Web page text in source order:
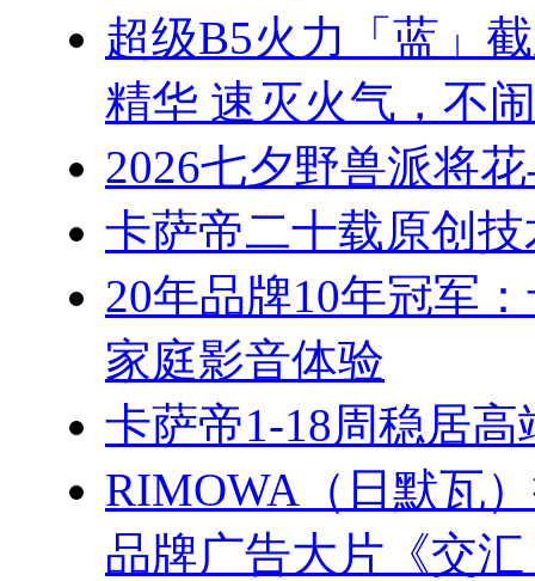
超级B5火力「蓝」
精华 速灭火气，不
2026七夕野兽派将
卡萨帝二十载原创
20年品牌10年冠军
家庭影音体验
卡萨帝1-18周稳居
RIMOWA（日默瓦
品牌广告大片《交